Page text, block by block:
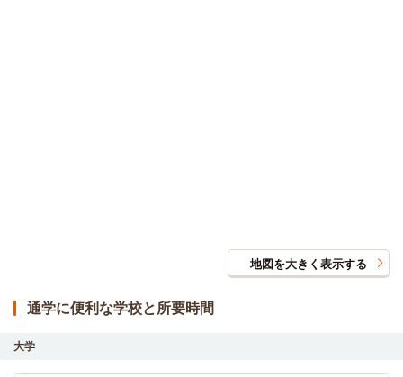
地図を大きく表示する
通学に便利な学校と所要時間
大学